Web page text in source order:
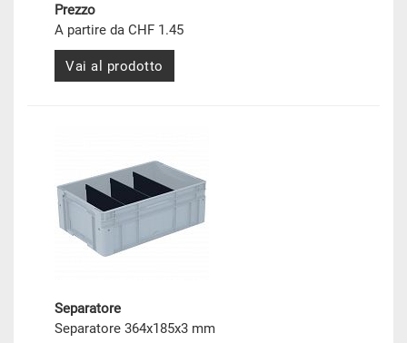
Prezzo
A partire da CHF 1.45
Vai al prodotto
Separatore
Separatore 364x185x3 mm